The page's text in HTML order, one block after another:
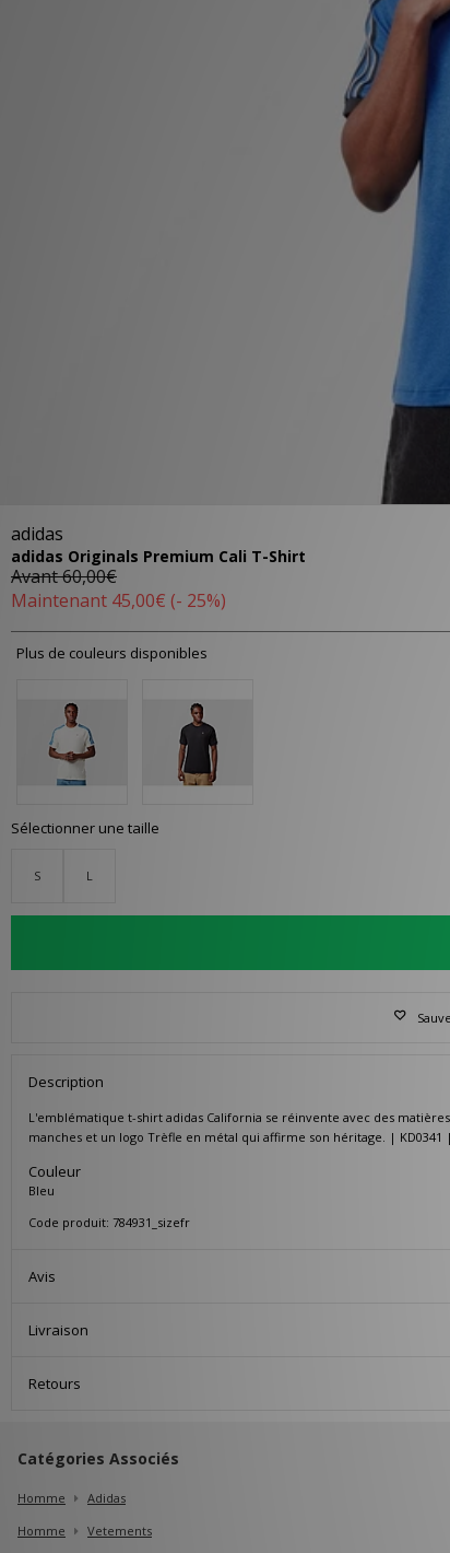
adidas
adidas Originals Premium Cali T-Shirt
Avant60,00€
Maintenant 45,00€ (- 25%)
Plus de couleurs disponibles
Sélectionner une taille
S L
Description
L'emblématique t-shirt adidas California se réinvente avec des
manches et un logo Trèfle en métal qui affirme son héritage. |
Couleur
Bleu
Code produit: 784931_sizefr
Avis
Livraison
Retours
Catégories Associés
Homme
Adidas
Homme
Vetements